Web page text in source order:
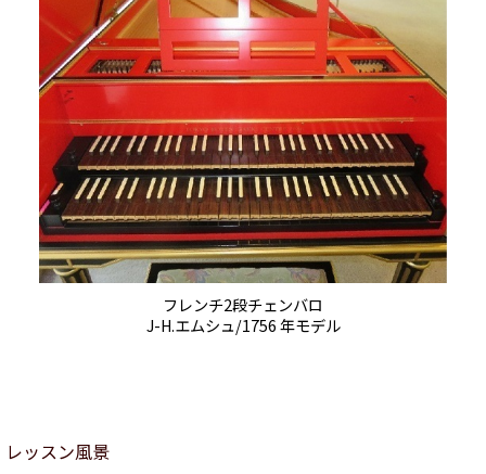
フレンチ2段チェンバロ
J-H.エムシュ/1756 年モデル
レッスン風景